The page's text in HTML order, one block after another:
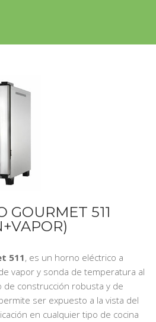
GOURMET 511
511, es un horno eléctrico a
vapor y sonda de temperatura al
de construcción robusta y de
ser expuesto a la vista del
en cualquier tipo de cocina